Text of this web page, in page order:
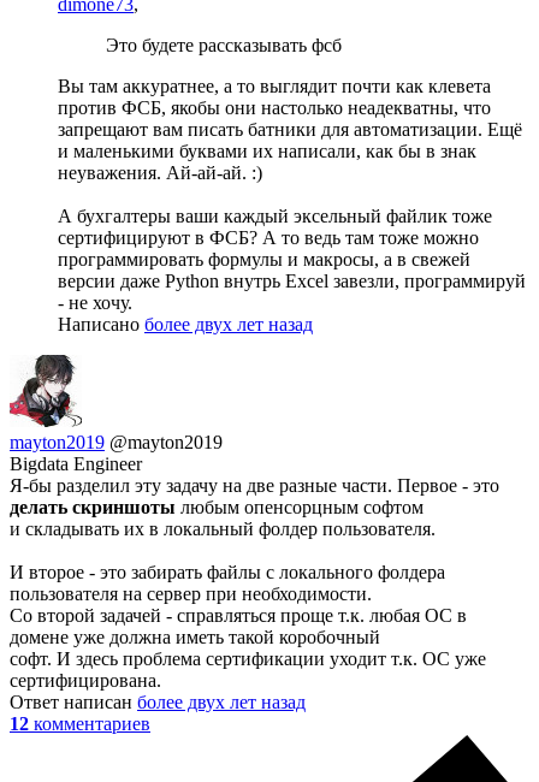
Это будете рассказывать фсб
Вы там аккуратнее, а то выглядит почти как клевета
против ФСБ, якобы они настолько неадекватны, что
запрещают вам писать батники для автоматизации. Ещё
и маленькими буквами их написали, как бы в знак
неуважения. Ай-ай-ай. :)
А бухгалтеры ваши каждый эксельный файлик тоже
сертифицируют в ФСБ? А то ведь там тоже можно
программировать формулы и макросы, а в свежей
версии даже Python внутрь Excel завезли, программируй
- не хочу.
Написано более двух лет назад
mayton2019 @mayton2019
Bigdata Engineer
Я-бы разделил эту задачу на две разные части. Первое - это
делать скриншоты любым опенсорцным софтом
и складывать их в локальный фолдер пользователя.
И второе - это забирать файлы с локального фолдера
пользователя на сервер при необходимости.
Со второй задачей - справляться проще т.к. любая ОС в
домене уже должна иметь такой коробочный
софт. И здесь проблема сертификации уходит т.к. ОС уже
сертифицирована.
Ответ написан более двух лет назад
12 комментариев